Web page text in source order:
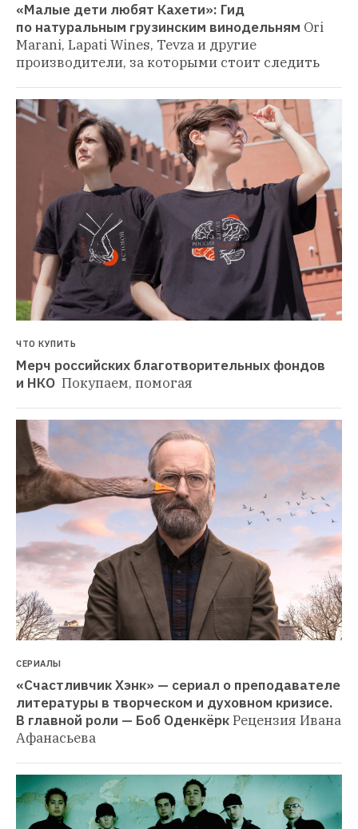
«Малые дети любят Кахети»: Гид
по натуральным грузинским винодельням Ori
Marani, Lapati Wines, Tevza и другие
производители, за которыми стоит следить
ЧТО КУПИТЬ
Мерч российских благотворительных фондов
и НКО Покупаем, помогая
СЕРИАЛЫ
«Счастливчик Хэнк» — сериал о преподавателе
литературы в творческом и духовном кризисе.
В главной роли — Боб ОденкёркРецензия Ивана
Афанасьева